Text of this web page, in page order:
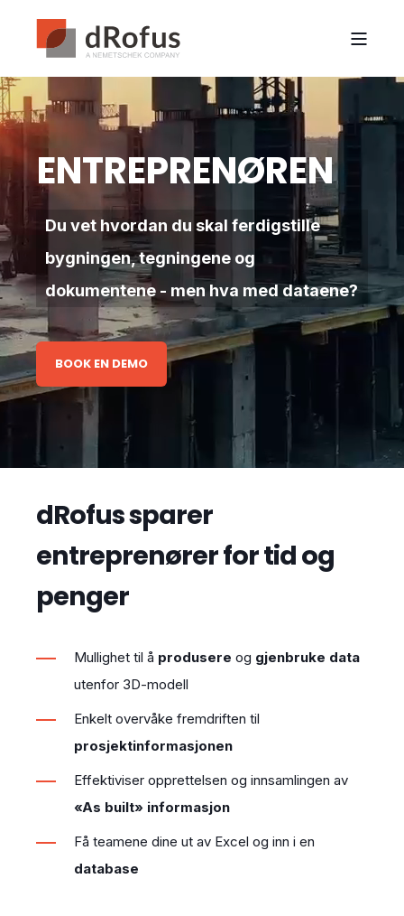
ENTREPRENØREN
Du vet hvordan du skal ferdigstille
bygningen, tegningene og
dokumentene - men hva med dataene?
BOOK EN DEMO
dRofus sparer
entreprenører for tid og
penger
Mullighet til å produsere og gjenbruke data
utenfor 3D-modell
Enkelt overvåke fremdriften til
prosjektinformasjonen
Effektiviser opprettelsen og innsamlingen av
«As built» informasjon
Få teamene dine ut av Excel og inn i en
database